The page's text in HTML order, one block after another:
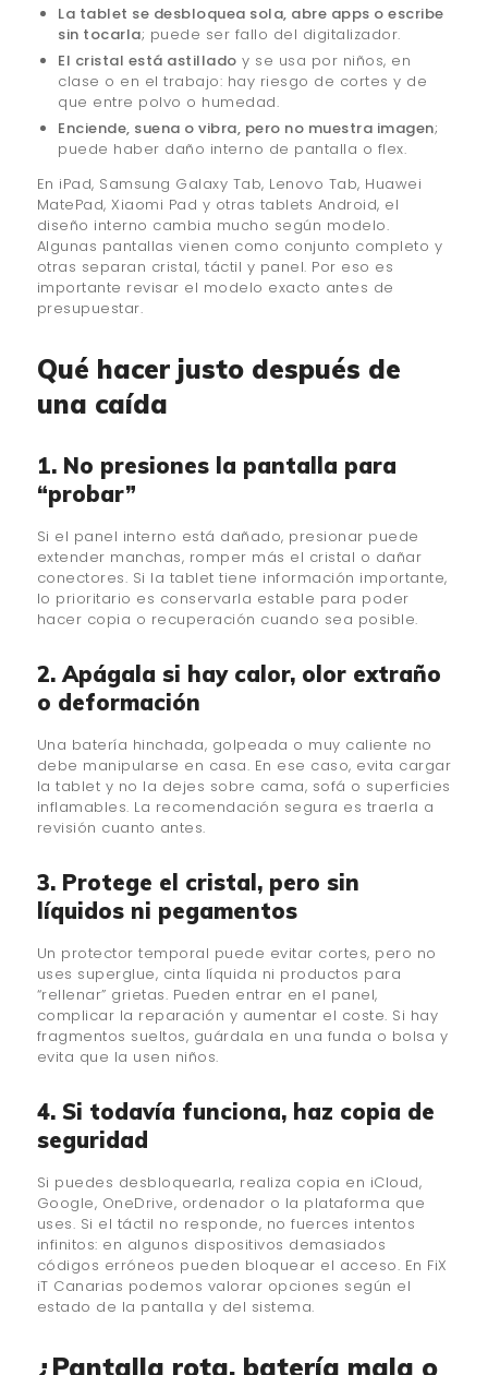
La tablet se desbloquea sola, abre apps o escribe
sin tocarla; puede ser fallo del digitalizador.
El cristal está astillado y se usa por niños, en
clase o en el trabajo: hay riesgo de cortes y de
que entre polvo o humedad.
Enciende, suena o vibra, pero no muestra imagen;
puede haber daño interno de pantalla o flex.
En iPad, Samsung Galaxy Tab, Lenovo Tab, Huawei
MatePad, Xiaomi Pad y otras tablets Android, el
diseño interno cambia mucho según modelo.
Algunas pantallas vienen como conjunto completo y
otras separan cristal, táctil y panel. Por eso es
importante revisar el modelo exacto antes de
presupuestar.
Qué hacer justo después de
una caída
1. No presiones la pantalla para
“probar”
Si el panel interno está dañado, presionar puede
extender manchas, romper más el cristal o dañar
conectores. Si la tablet tiene información importante,
lo prioritario es conservarla estable para poder
hacer copia o recuperación cuando sea posible.
2. Apágala si hay calor, olor extraño
o deformación
Una batería hinchada, golpeada o muy caliente no
debe manipularse en casa. En ese caso, evita cargar
la tablet y no la dejes sobre cama, sofá o superficies
inflamables. La recomendación segura es traerla a
revisión cuanto antes.
3. Protege el cristal, pero sin
líquidos ni pegamentos
Un protector temporal puede evitar cortes, pero no
uses superglue, cinta líquida ni productos para
“rellenar” grietas. Pueden entrar en el panel,
complicar la reparación y aumentar el coste. Si hay
fragmentos sueltos, guárdala en una funda o bolsa y
evita que la usen niños.
4. Si todavía funciona, haz copia de
seguridad
Si puedes desbloquearla, realiza copia en iCloud,
Google, OneDrive, ordenador o la plataforma que
uses. Si el táctil no responde, no fuerces intentos
infinitos: en algunos dispositivos demasiados
códigos erróneos pueden bloquear el acceso. En FiX
iT Canarias podemos valorar opciones según el
estado de la pantalla y del sistema.
¿Pantalla rota, batería mala o